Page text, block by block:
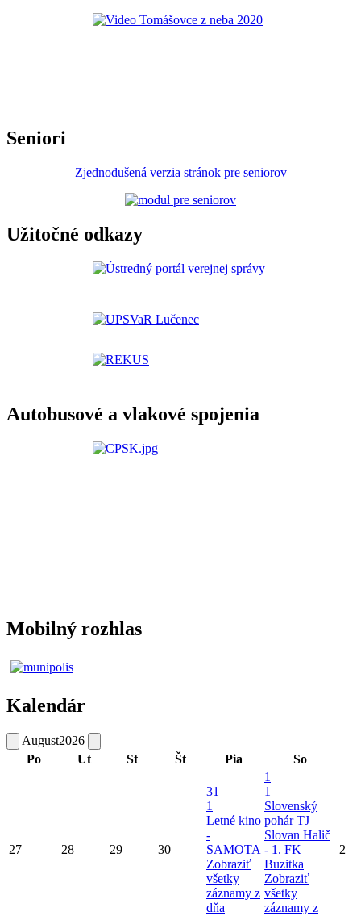
Seniori
Zjednodušená verzia stránok pre seniorov
Užitočné odkazy
Autobusové a vlakové spojenia
Mobilný rozhlas
Kalendár
August2026
Po
Ut St Št Pia So
27 28 29 30
31
1
Letné kino
-
SAMOTA
Zobraziť
všetky
záznamy z
dňa
1
1
Slovenský
pohár TJ
Slovan Halič
- 1. FK
Buzitka
Zobraziť
všetky
záznamy z
2